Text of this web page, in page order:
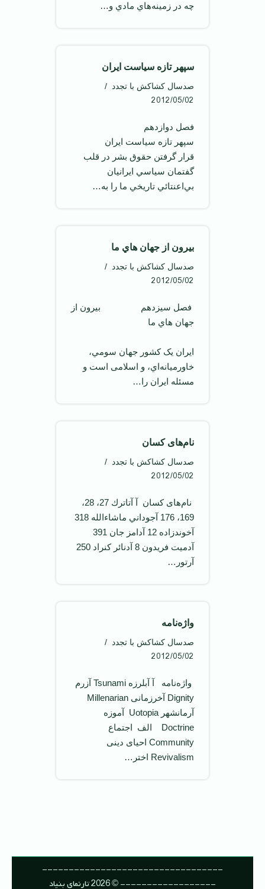
چه در زمينه‌هاي مادي و…
سپهر تازه سياست ايران
صدسال کشاکش با تجدد
2012/05/02
فصل دوازدهم
سپهر تازه سياست ايران
قرار گرفتن حقوق بشر در قلب
گفتمان سياسي ايرانيان
بي‌اعنتائي تاريخي ما را به…
بيرون از جهان هاي ما
صدسال کشاکش با تجدد
2012/05/02
‌ فصل سيزدهم بيرون از
جهان هاي ما
ايران يک کشور جهان سومي،
خاورميانه‌اي، و اسلامی است و
مسئله ايران را…
نام‌های کسان
صدسال کشاکش با تجدد
2012/05/02
‌ نام‌های کسان ‌ آ آتاترك 27، 28،
169، 176 آجوداني ماشاءالله 318
آخوندزاده 12 آدامز جان 391
آدميت فريدون 8 آدنائر كنراد 250
آرتور…
واژه‌نامه
صدسال کشاکش با تجدد
2012/05/02
‌ واژه‌نامه ‌ آ آبلرزه Tsunami آزرم
Dignity آخرزمانی Millenarian
آرمانشهر Uotopia ‌ آموزه
Doctrine ‌ ‌ الف ‌ اجتماع
Community احيای دينی
Revivalism اختر…
----------------------------------
------------------ © 2026 تارنمای بنیاد